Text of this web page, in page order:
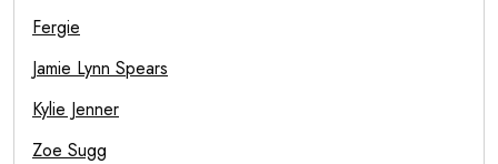
Fergie
Jamie Lynn Spears
Kylie Jenner
Zoe Sugg